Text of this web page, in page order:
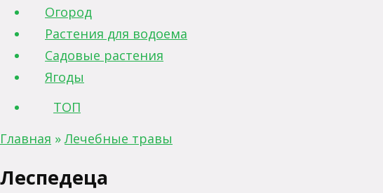
Огород
Растения для водоема
Садовые растения
Ягоды
ТОП
Главная » Лечебные травы
Леспедеца